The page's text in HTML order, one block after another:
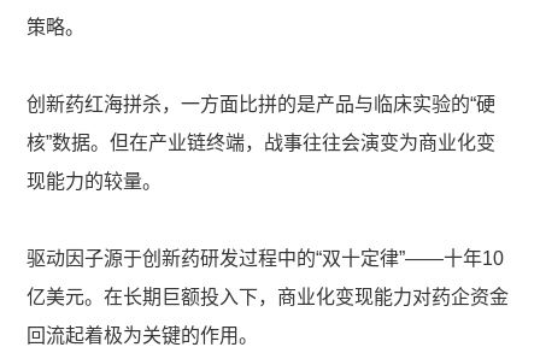
策略。
创新药红海拼杀，一方面比拼的是产品与临床实验的“硬
核”数据。但在产业链终端，战事往往会演变为商业化变
现能力的较量。
驱动因子源于创新药研发过程中的“双十定律”——十年10
亿美元。在长期巨额投入下，商业化变现能力对药企资金
回流起着极为关键的作用。